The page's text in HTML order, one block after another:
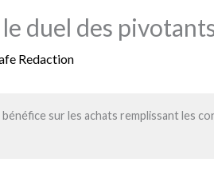
duel des
Redaction
sur les achats remplissant les